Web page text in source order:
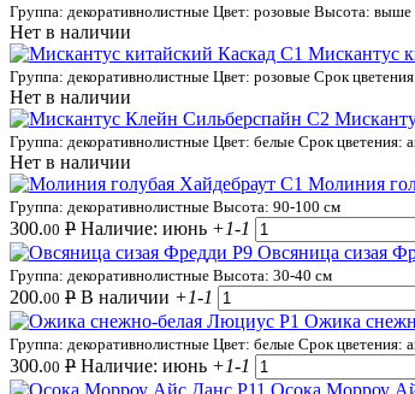
Группа: декоративнолистные Цвет: розовые Высота: выше
Нет в наличии
Мискантус
Группа: декоративнолистные Цвет: розовые Срок
Нет в наличии
Группа: декоративнолистные Цвет: белые Срок цветения:
Нет в наличии
Молиния
Группа: декоративнолистные Высота: 90-100 см
300.00 Р Наличие: июнь +1-1
Овсяница сизая
Группа: декоративнолистные Высота: 30-40 см
200.00 Р В наличии +1-1
Ожика
Группа: декоративнолистные Цвет: белые Срок цветения:
300.00 Р Наличие: июнь +1-1
Осока Морроу